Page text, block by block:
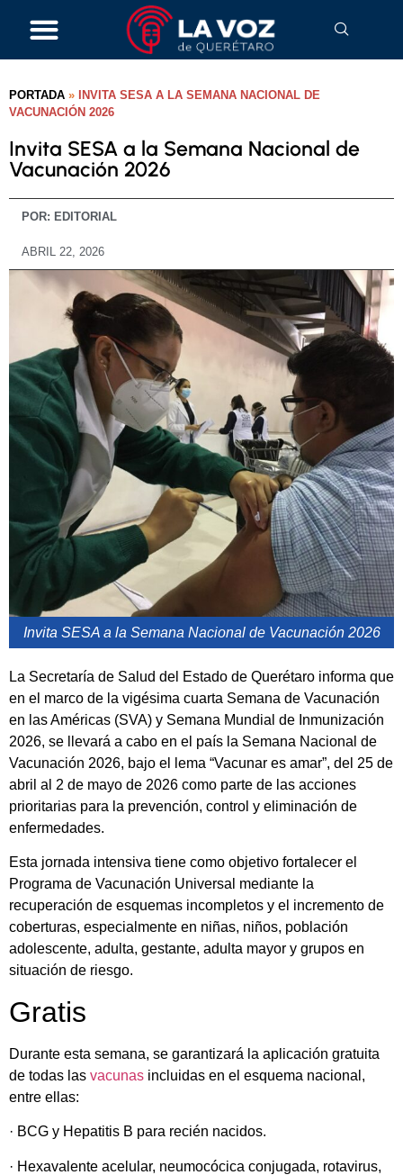
PORTADA »
INVITA SESA A LA SEMANA NACIONAL DE
VACUNACIÓN 2026
Invita SESA a la Semana Nacional de
Vacunación 2026
POR: EDITORIAL
ABRIL 22, 2026
Invita SESA a la Semana Nacional de Vacunación 2026
La Secretaría de Salud del Estado de Querétaro informa que
en el marco de la vigésima cuarta Semana de Vacunación
en las Américas (SVA) y Semana Mundial de Inmunización
2026, se llevará a cabo en el país la Semana Nacional de
Vacunación 2026, bajo el lema “Vacunar es amar”, del 25 de
abril al 2 de mayo de 2026 como parte de las acciones
prioritarias para la prevención, control y eliminación de
enfermedades.
Esta jornada intensiva tiene como objetivo fortalecer el
Programa de Vacunación Universal mediante la
recuperación de esquemas incompletos y el incremento de
coberturas, especialmente en niñas, niños, población
adolescente, adulta, gestante, adulta mayor y grupos en
situación de riesgo.
Gratis
Durante esta semana, se garantizará la aplicación gratuita
de todas las vacunas incluidas en el esquema nacional,
entre ellas:
· BCG y Hepatitis B para recién nacidos.
· Hexavalente acelular, neumocócica conjugada, rotavirus,